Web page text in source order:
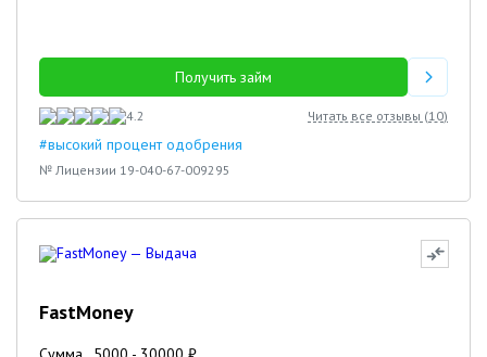
Получить займ
4.2 Читать все отзывы (10)
#высокий процент одобрения
№ Лицензии 19-040-67-009295
FastMoney